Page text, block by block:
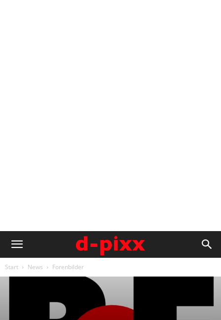
Start News Forenbilder